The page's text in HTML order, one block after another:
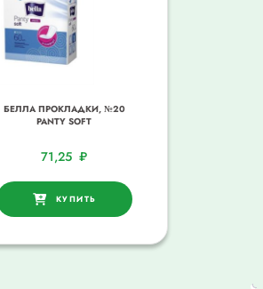
БЕЛЛА ПРОКЛАДКИ, №20
PANTY SOFT
71,25 ₽
КУПИТЬ